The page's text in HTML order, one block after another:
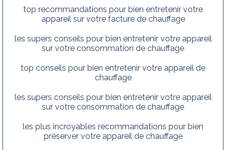
top recommandations pour bien entretenir votre
appareil sur votre facture de chauffage
les supers conseils pour bien entretenir votre appareil
sur votre consommation de chauffage
top conseils pour bien entretenir votre appareil de
chauffage
les supers conseils pour bien entretenir votre appareil
sur votre consommation de chauffage
les plus incroyables recommandations pour bien
préserver votre appareil de chauffage